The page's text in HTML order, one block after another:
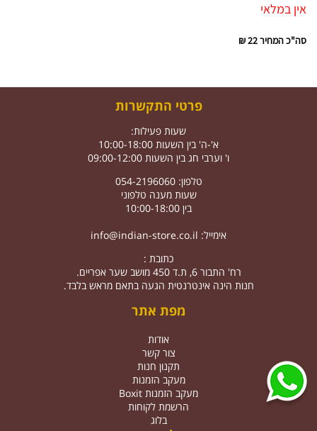
אין במלאי
סה"כ המחיר22 ₪
פרטי התקשרות
שעות פעילות:
א'-ה' בין השעות 10:00-18:00
ו' וערבי חג בין השעות 09:00-12:00
טלפון: 054-2196060
שעות מענה טלפוני
בין 10:00-18:00
אימייל: info@indian-store.co.il
כתובת :
רח' התבור 6, ת.ד 450 מושב שער אפריים.
חנות הינה אינטרנטית הגעה בתאם מראש בלבד.
מפת אתר
אודות
צור קשר
תקנון חנות
מעקב הזמנות
מעקב הזמנות Boxit
הרשמת לקוחות
בלוג